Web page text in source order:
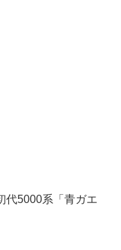
代5000系「青ガエ